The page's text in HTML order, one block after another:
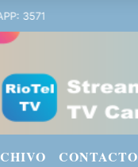
CONTACTO